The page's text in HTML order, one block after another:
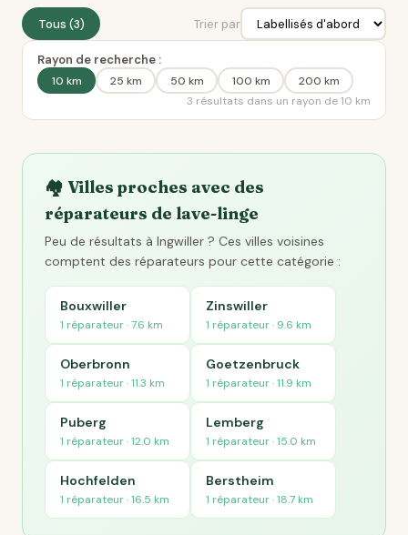
Tous (3) Trier par
Rayon de recherche :
10 km 25 km 50 km 100 km
200 km
3 résultats dans un rayon de 10 km
🏘️ Villes proches avec des
réparateurs de lave-linge
Peu de résultats à Ingwiller ? Ces villes voisines
comptent des réparateurs pour cette catégorie :
Bouxwiller
1 réparateur · 7.6 km
Zinswiller
1 réparateur · 9.6 km
Oberbronn
1 réparateur · 11.3 km
Goetzenbruck
1 réparateur · 11.9 km
Puberg
1 réparateur · 12.0 km
Lemberg
1 réparateur · 15.0 km
Hochfelden
1 réparateur · 16.5 km
Berstheim
1 réparateur · 18.7 km